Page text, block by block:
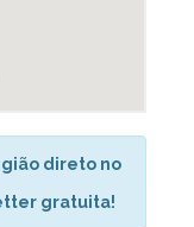
direto no
gratuita!